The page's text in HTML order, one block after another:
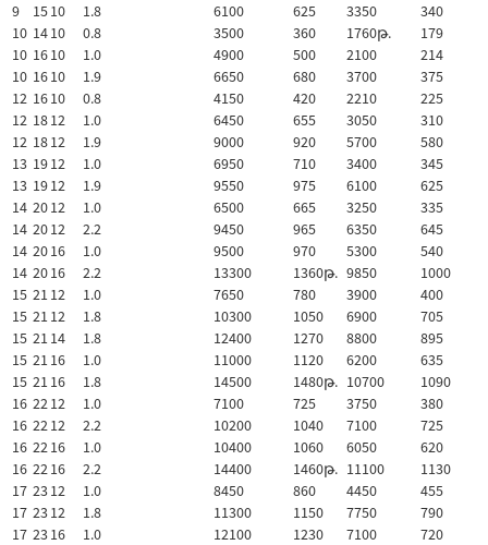
9
1510 1.8 6100 625 3350
340
10 1410 0.8 3500 360 1760թ.
179
10 1610 1.0 4900 500 2100
214
10 1610 1.9 6650 680 3700
375
12 1610 0.8 4150 420 2210
225
12 1812 1.0 6450 655 3050
310
12 1812 1.9 9000 920 5700
580
13 1912 1.0 6950 710 3400
345
13 1912 1.9 9550 975 6100
625
14 2012 1.0 6500 665 3250
335
14 2012 2.2 9450 965 6350
645
14 2016 1.0 9500 970 5300
540
14 2016 2.2 13300 1360թ. 9850
1000
15 2112 1.0 7650 780 3900
400
15 2112 1.8 10300 1050 6900
705
15 2114 1.8 12400 1270 8800
895
15 2116 1.0 11000 1120 6200
635
15 2116 1.8 14500 1480թ. 10700
1090
16 2212 1.0 7100 725 3750
380
16 2212 2.2 10200 1040 7100
725
16 2216 1.0 10400 1060 6050
620
16 2216 2.2 14400 1460թ. 11100
1130
17 2312 1.0 8450 860 4450
455
17 2312 1.8 11300 1150 7750
790
17 2316 1.0 12100 1230 7100
720